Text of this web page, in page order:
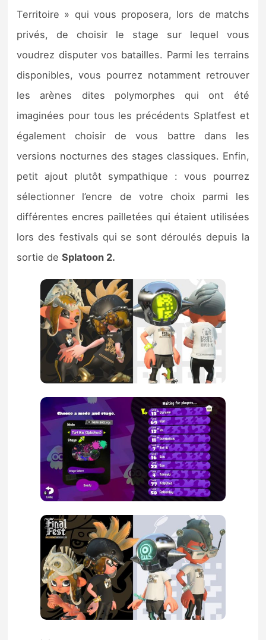
Territoire » qui vous proposera, lors de matchs
privés, de choisir le stage sur lequel vous
voudrez disputer vos batailles. Parmi les terrains
disponibles, vous pourrez notamment retrouver
les arènes dites polymorphes qui ont été
imaginées pour tous les précédents Splatfest et
également choisir de vous battre dans les
versions nocturnes des stages classiques. Enfin,
petit ajout plutôt sympathique : vous pourrez
sélectionner l’encre de votre choix parmi les
différentes encres pailletées qui étaient utilisées
lors des festivals qui se sont déroulés depuis la
sortie deSplatoon 2.